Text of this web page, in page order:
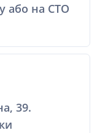
або на СТО
39.